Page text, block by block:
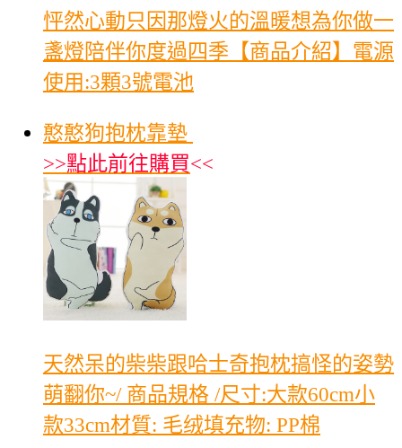
怦然心動只因那燈火的溫暖想為你做一
盞燈陪伴你度過四季【商品介紹】電源
使用:3顆3號電池
憨憨狗抱枕靠墊
>>點此前往購買<<
天然呆的柴柴跟哈士奇抱枕搞怪的姿勢
萌翻你~/ 商品規格 /尺寸:大款60cm小
款33cm材質: 毛绒填充物: PP棉